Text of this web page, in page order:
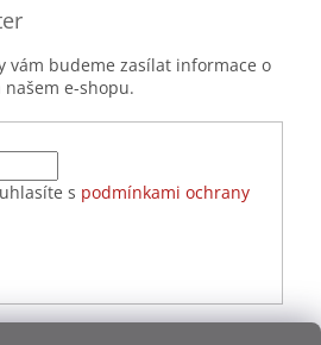
vám budeme zasílat informace o
e-shopu.
s podmínkami ochrany